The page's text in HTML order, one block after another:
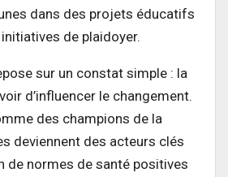
dans des projets éducatifs
de plaidoyer.
sur un constat simple : la
d’influencer le changement.
des champions de la
deviennent des acteurs clés
de normes de santé positives